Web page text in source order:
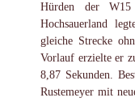
Hürden der
Hochsauerland
gleiche Strecke
Vorlauf erzielte er
8,87 Sekunden.
Rustemeyer mit